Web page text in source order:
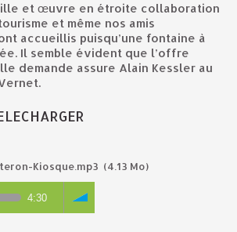
et œuvre en étroite collaboration
et même nos amis
accueillis puisqu’une fontaine à
Il semble évident que l’offre
demande assure Alain Kessler au
Kiosque.mp3 (4.13 Mo)
4:30